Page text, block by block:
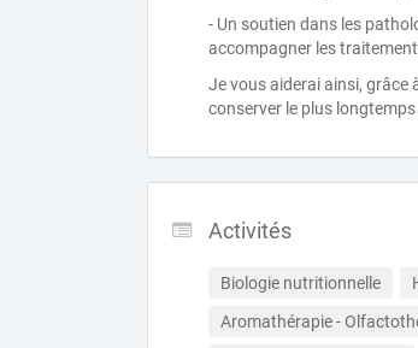
- Un soutien dans les
accompagner les
Je vous aiderai ainsi, grâce
conserver le plus longtemps
Activités
Biologie nutritionnelle
Aromathérapie -